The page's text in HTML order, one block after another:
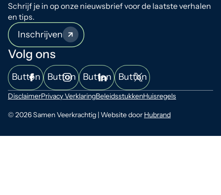
Schrijf je in op onze nieuwsbrief voor de laatste verhalen
en tips.
Inschrijven
Volg ons
Button Button Button Button
© 2026 Samen Veerkrachtig | Website door Hubrand
DisclaimerPrivacy VerklaringBeleidsstukkenHuisregels